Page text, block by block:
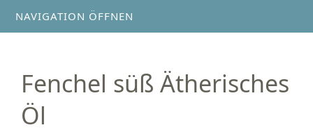
NAVIGATION ÖFFNEN
Fenchel süß Ätherisches
Öl